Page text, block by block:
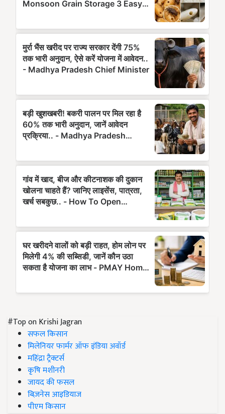
#Top on Krishi Jagran
सफल किसान
मिलेनियर फार्मर ऑफ इंडिया अवॉर्ड
महिंद्रा ट्रैक्टर्स
कृषि मशीनरी
जायद की फसल
बिज़नेस आइडियाज
पीएम किसान